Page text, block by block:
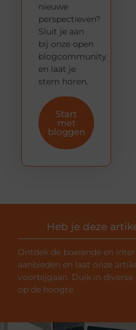
nieuwe
perspectieven?
Sluit je aan
bij onze open
blogcommunity
en laat je
stem horen.
Start
met
bloggen
Heb je deze
Ontdek de boeiende en
aanbieden en laat onze
voorbijgaan. Duik in
op de hoogte.